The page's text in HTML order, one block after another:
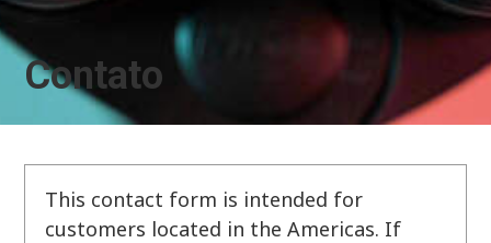
Contato
This contact form is intended for
customers located in the Americas. If